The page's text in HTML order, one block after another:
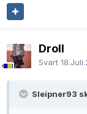
Droll
Svart
Sleipner93